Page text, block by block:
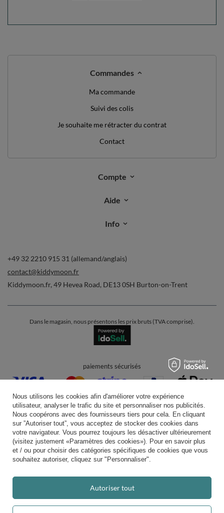
Commandes
Ma commande
Suivi des colis
Je souhaite me rétracter du contrat
Contact
Compte
Aide
Info
+49 32 2210 915 31 (allemand/anglais)
contact@kiddymoon.fr
Kiddymoon.fr, 49 Hevea Road, DE13 0SH Burton-on-Trent
Dans le magasin, nous présentons les prix bruts (TVA comprise).
paiements sécurisés
livraison pratique
vous pouvez nous faire confiance
Nous utilisons les cookies afin d'améliorer votre expérience
utilisateur, analyser le trafic du site et personnaliser nos publicités.
Nous coopérons avec des fournisseurs tiers pour cela. En cliquant
sur ”Autoriser tout”, vous acceptez de stocker des cookies dans
votre navigateur. Vous pourrez toujours les désactiver ultérieurement
(visitez justement «Paramètres des cookies»). Pour en savoir plus
et / ou pour choisir des catégories spécifiques de cookies que vous
souhaitez autoriser, cliquez sur "Personnaliser".
Autoriser tout